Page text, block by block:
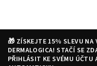
🎁 ZÍSKEJTE 15% SLEVU NA
DERMALOGICA! STAČÍ SE
PŘIHLÁSIT KE SVÉMU ÚČTU